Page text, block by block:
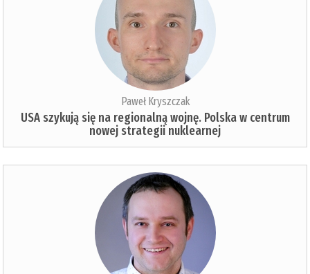
Paweł Kryszczak
USA szykują się na regionalną wojnę. Polska w centrum
nowej strategii nuklearnej